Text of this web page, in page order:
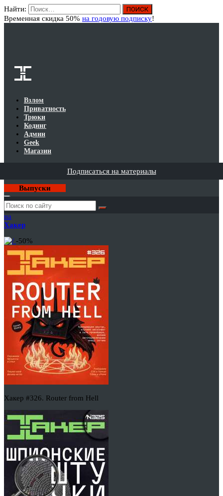
Найти:
Временная скидка 50% на годовую подписку!
Взлом
Приватность
Трюки
Кодинг
Админ
Geek
Магазин
Подписаться на материалы
Выпуски
Годовая
подписка
на
Хакер
-50%
Хакер #326. Router from Hell